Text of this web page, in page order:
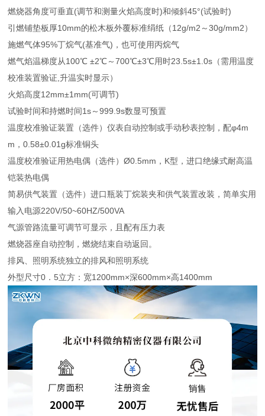
燃烧器角度可垂直(调节和测量火焰高度时)和倾斜45°(试验时)
引燃铺垫板厚10mm的松木板外覆标准绢纸（12g/m2～30g/mm2）
施燃气体95%丁烷气(基准气)，也可使用丙烷气
燃气焰温梯度从100℃ ±2℃～700℃±3℃用时23.5s±1.0s（需用温度
校准装置验证,升温实时显示）
火焰高度12mm±1mm(可调节)
试验时间和持燃时间1s～999.9s数显可预置
温度校准验证装置（选件）仪表自动控制或手动秒表控制，配φ4m
m，0.58±0.01g标准铜头
温度校准验证用热电偶（选件）Ø0.5mm，K型，进口绝缘式耐高温
铠装热电偶
简易供气装置（选件）进口瓶装丁烷装夹和供气装置改装，简单实用
输入电源220V/50~60HZ/500VA
气源管路流量可调节可显示，且配有压力表
燃烧器座自动控制，燃烧结束自动返回。
排风、照明系统独立的排风和照明系统
外型尺寸0．5立方：宽1200mm×深600mm×高1400mm